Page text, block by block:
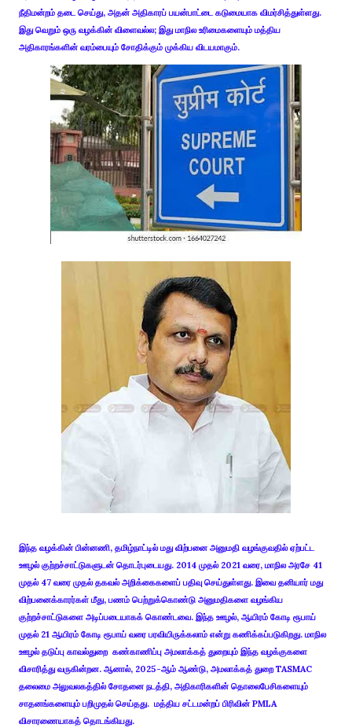
நீதிமன்றம் தடை செய்து, அதன் அதிகாரப் பயன்பாட்டை கடுமையாக விமர்சித்துள்ளது.
இது வெறும் ஒரு வழக்கின் விளைவல்ல; இது மாநில உரிமைகளையும் மத்திய
அதிகாரங்களின் வரம்பையும் சோதிக்கும் முக்கிய விடயமாகும்.
இந்த வழக்கின் பின்னணி, தமிழ்நாட்டில் மது விற்பனை அனுமதி வழங்குவதில் ஏற்பட்ட
ஊழல் குற்றச்சாட்டுகளுடன் தொடர்புடையது. 2014 முதல் 2021 வரை, மாநில அரசே 41
முதல் 47 வரை முதல் தகவல் அறிக்கைகளைப் பதிவு செய்துள்ளது. இவை தனியார் மது
விற்பனைக்காரர்கள் மீது, பணம் பெற்றுக்கொண்டு அனுமதிகளை வழங்கிய
குற்றச்சாட்டுகளை அடிப்படையாகக் கொண்டவை. இந்த ஊழல், ஆயிரம் கோடி ரூபாய்
முதல் 21 ஆயிரம் கோடி ரூபாய் வரை பரவியிருக்கலாம் என்று கணிக்கப்படுகிறது. மாநில
ஊழல் தடுப்பு காவல்துறை கண்காணிப்பு அமலாக்கத் துறையும் இந்த வழக்குகளை
விசாரித்து வருகின்றன. ஆனால், 2025-ஆம் ஆண்டு, அமலாக்கத் துறை TASMAC
தலைமை அலுவலகத்தில் சோதனை நடத்தி, அதிகாரிகளின் தொலைபேசிகளையும்
சாதனங்களையும் பறிமுதல் செய்தது. மத்திய சட்டமன்றப் பிரிவின் PMLA
விசாரணையாகத் தொடங்கியது.